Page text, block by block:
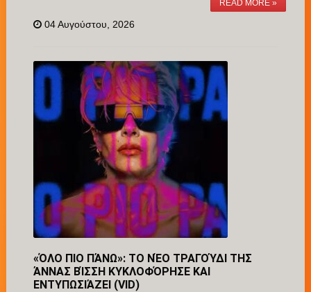
READ MORE »
04 Αυγούστου, 2026
«ΌΛΟ ΠΙΟ ΠΆΝΩ»: ΤΟ ΝΈΟ ΤΡΑΓΟΎΔΙ ΤΗΣ
ΆΝΝΑΣ ΒΊΣΣΗ ΚΥΚΛΟΦΌΡΗΣΕ ΚΑΙ
ΕΝΤΥΠΩΣΙΆΖΕΙ (VID)